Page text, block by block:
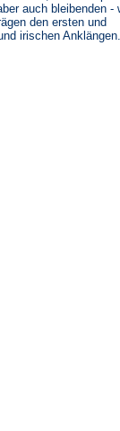
auch bleibenden -
den ersten und
irischen Anklängen.